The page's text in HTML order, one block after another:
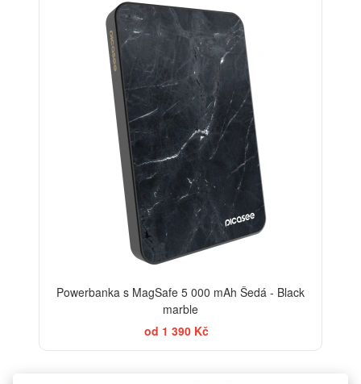
Powerbanka s MagSafe 5 000 mAh Šedá - Black
marble
od 1 390 Kč